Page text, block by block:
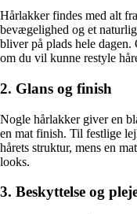
Hårlakker findes med alt
bevægelighed og et
bliver på plads hele
om du vil kunne restyle
2. Glans og finish
Nogle hårlakker giver en
en mat finish. Til festlige
hårets struktur, mens en
looks.
3. Beskyttelse og